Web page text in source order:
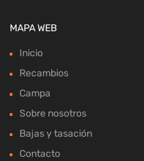
MAPA WEB
Inicio
Recambios
Campa
Sobre nosotros
Bajas y tasación
Contacto